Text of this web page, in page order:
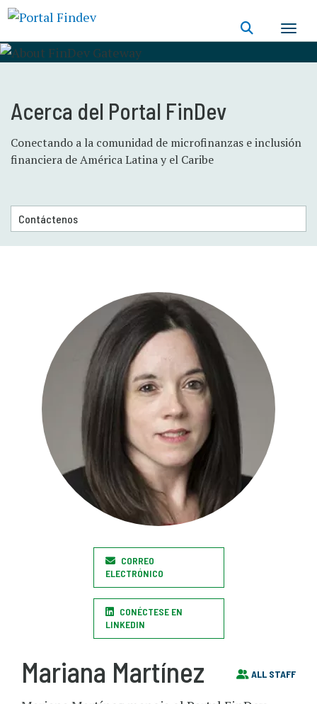
principal
Acerca del Portal FinDev
Conectando a la comunidad de microfinanzas e inclusión
financiera de América Latina y el Caribe
CORREO
ELECTRÓNICO
CONÉCTESE EN
LINKEDIN
ALL STAFF
Mariana Martínez